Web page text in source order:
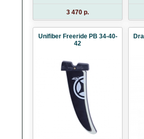
3 470 p.
Unifiber Freeride PB 34-40-
42